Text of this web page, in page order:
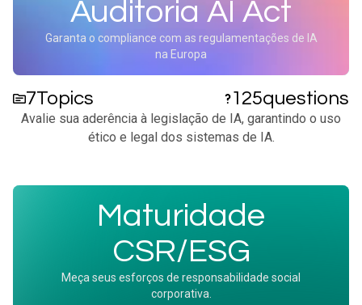
Auditoria AI Act
Garanta o compliance com as regulamentações de IA
na Europa
7Topics 125questions
Avalie sua aderência à legislação de IA, garantindo o uso
ético e legal dos sistemas de IA.​
Maturidade
CSR/ESG
Meça seus esforços de responsabilidade social
corporativa.